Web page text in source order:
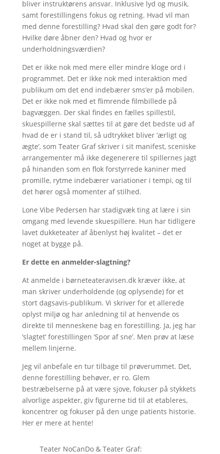
bliver instruktørens ansvar. Inklusive lyd og musik,
samt forestillingens fokus og retning. Hvad vil man
med denne forestilling? Hvad skal den gøre godt for?
Hvilke døre åbner den? Hvad og hvor er
underholdningsværdien?
Det er ikke nok med mere eller mindre kloge ord i
programmet. Det er ikke nok med interaktion med
publikum om det end indebærer sms’er på mobilen.
Det er ikke nok med et flimrende filmbillede på
bagvæggen. Der skal findes en fælles spillestil,
skuespillerne skal sættes til at gøre det bedste ud af
hvad de er i stand til, så udtrykket bliver ’ærligt og
ægte’, som Teater Graf skriver i sit manifest, sceniske
arrangementer må ikke degenerere til spillernes jagt
på hinanden som en flok forstyrrede kaniner med
promille, rytme indebærer variationer i tempi, og til
det hører også momenter af stilhed.
Lone Vibe Pedersen har stadigvæk ting at lære i sin
omgang med levende skuespillere. Hun har tidligere
lavet dukketeater af åbenlyst høj kvalitet – det er
noget at bygge på.
Er dette en anmelder-slagtning?
At anmelde i børneteateravisen.dk kræver ikke, at
man skriver underholdende (og oplysende) for et
stort dagsavis-publikum. Vi skriver for et allerede
oplyst miljø og har anledning til at henvende os
direkte til menneskene bag en forestilling. Ja, jeg har
’slagtet’ forestillingen ’Spor af sne’. Men prøv at læse
mellem linjerne.
Jeg vil anbefale en tur tilbage til prøverummet. Det,
denne forestilling behøver, er ro. Glem
bestræbelserne på at være sjove, fokuser på stykkets
alvorlige aspekter, giv figurerne tid til at etableres,
koncentrer og fokuser på den unge patients historie.
Her er mere at hente!
Teater NoCanDo & Teater Graf: